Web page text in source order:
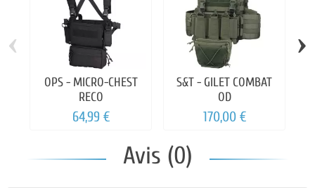
OPS - MICRO-CHEST
RECO
64,99 €
S&T - GILET COMBAT
OD
170,00 €
‹ ›
Avis (0)